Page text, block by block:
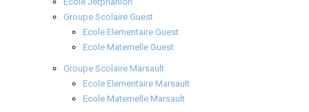
Groupe Scolaire Guest
Ecole Elementaire Guest
Ecole Maternelle Guest
Groupe Scolaire Marsault
Ecole Elementaire Marsault
Ecole Maternelle Marsault